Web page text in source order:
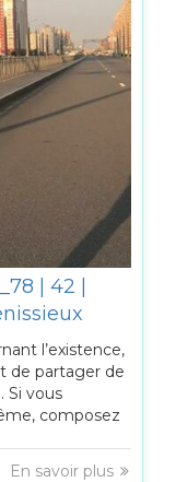
| 42 |
l’existence,
de partager de
Si vous
composez
En savoir plus